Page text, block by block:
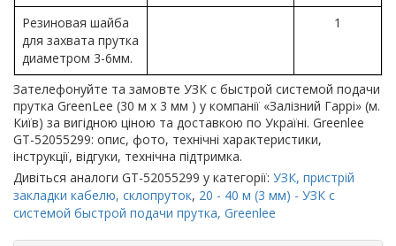
Резиновая шайба
для захвата прутка
диаметром 3-6мм.
1
Зателефонуйте та замовте УЗК с быстрой системой подачи
прутка GreenLee (30 м х 3 мм ) у компанії «Залізний Гаррі» (м.
Київ) за вигідною ціною та доставкою по Україні. Greenlee
GT-52055299: опис, фото, технічні характеристики,
інструкції, відгуки, технічна підтримка.
Дивіться аналоги GT-52055299 у категорії: УЗК, пристрій
закладки кабелю, склопруток, 20 - 40 м (3 мм) - УЗК с
системой быстрой подачи прутка, Greenlee